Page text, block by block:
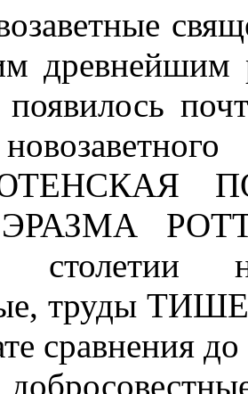
древнейшим
ЭРАЗМА
столетии
труды
сравнения